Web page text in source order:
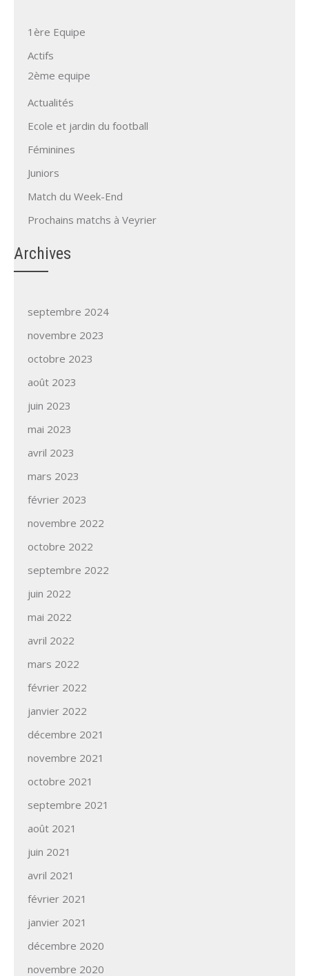
1ère Equipe
Actifs
2ème equipe
Actualités
Ecole et jardin du football
Féminines
Juniors
Match du Week-End
Prochains matchs à Veyrier
Archives
septembre 2024
novembre 2023
octobre 2023
août 2023
juin 2023
mai 2023
avril 2023
mars 2023
février 2023
novembre 2022
octobre 2022
septembre 2022
juin 2022
mai 2022
avril 2022
mars 2022
février 2022
janvier 2022
décembre 2021
novembre 2021
octobre 2021
septembre 2021
août 2021
juin 2021
avril 2021
février 2021
janvier 2021
décembre 2020
novembre 2020